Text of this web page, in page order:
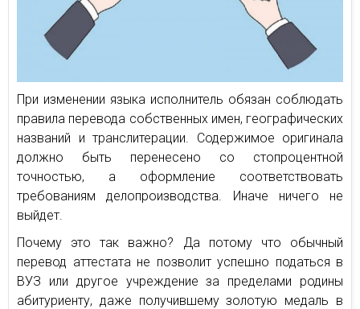
При изменении языка исполнитель обязан соблюдать
правила перевода собственных имен, географических
названий и транслитерации. Содержимое оригинала
должно быть перенесено со стопроцентной
точностью, а оформление соответствовать
требованиям делопроизводства. Иначе ничего не
выйдет.
Почему это так важно? Да потому что обычный
перевод аттестата не позволит успешно податься в
ВУЗ или другое учреждение за пределами родины
абитуриенту, даже получившему золотую медаль в